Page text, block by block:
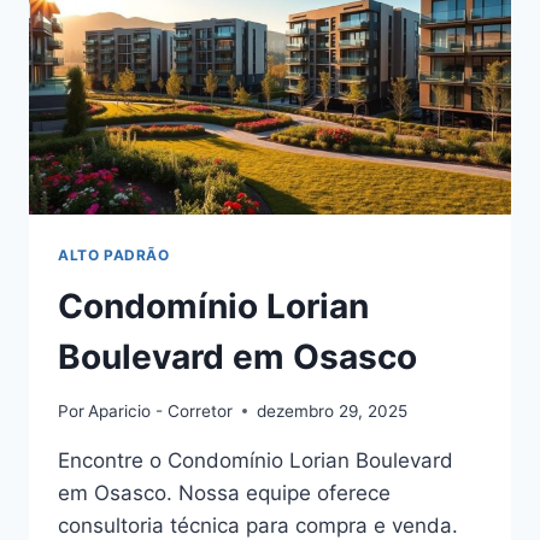
ALTO PADRÃO
Condomínio Lorian
Boulevard em Osasco
PorAparicio - Corretor dezembro 29, 2025
Encontre o Condomínio Lorian Boulevard
em Osasco. Nossa equipe oferece
consultoria técnica para compra e venda.